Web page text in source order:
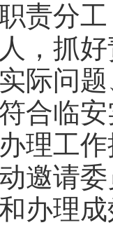
责分
，抓
际问
符合临
理工
邀请
办理